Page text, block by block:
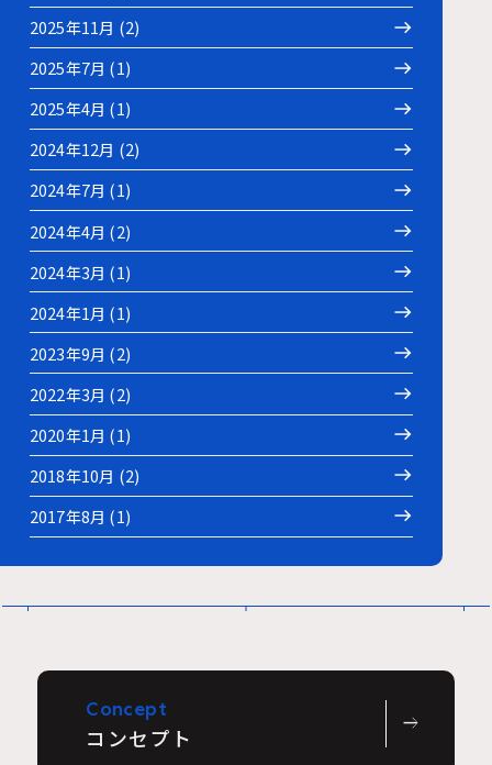
2025年11月 (2)
2025年7月 (1)
2025年4月 (1)
2024年12月 (2)
2024年7月 (1)
2024年4月 (2)
2024年3月 (1)
2024年1月 (1)
2023年9月 (2)
2022年3月 (2)
2020年1月 (1)
2018年10月 (2)
2017年8月 (1)
Concept
コンセプト
east